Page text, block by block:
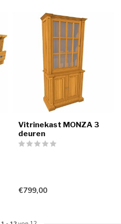
Vitrinekast MONZA 3
deuren
€799,00